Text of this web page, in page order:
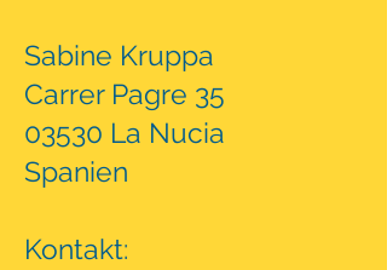
Sabine Kruppa
Carrer Pagre 35
03530 La Nucia
Spanien
Kontakt: